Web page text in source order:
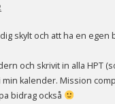
skylt och att ha en egen
och skrivit in alla HPT
min kalender. Mission
bidrag också